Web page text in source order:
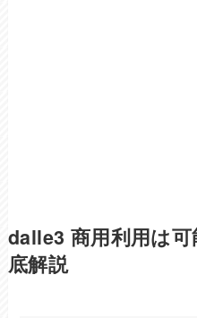
dalle3 商用利用は
底解説